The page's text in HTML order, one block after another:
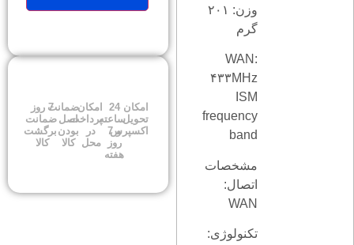
امکان
تحویل
اکسپرس
24
ساعته
و 7
روز
هفته
امکان
پرداخت
در
محل
ضمانت
اصل
بودن
کالا
7 روز
ضمانت
برگشت
کالا
وزن: ۲۰۱
گرم
WAN:
۴۳۳MHz
ISM
frequency
band
مشخصات
اتصال:
WAN
تکنولوژی: